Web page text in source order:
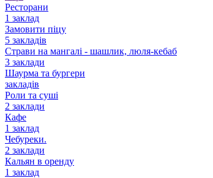
Ресторани
1 заклад
Замовити піцу
5 закладів
Страви на мангалі - шашлик, люля-кебаб
3 заклади
Шаурма та бургери
закладів
Роли та суші
2 заклади
Кафе
1 заклад
Чебуреки.
2 заклади
Кальян в оренду
1 заклад